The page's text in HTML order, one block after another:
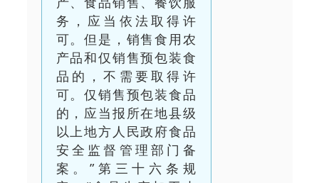
务，应当依法取得许
可。但是，销售食用农
产品和仅销售预包装食
品的，不需要取得许
可。仅销售预包装食品
的，应当报所在地县级
以上地方人民政府食品
安全监督管理部门备
案。”第三十六条规